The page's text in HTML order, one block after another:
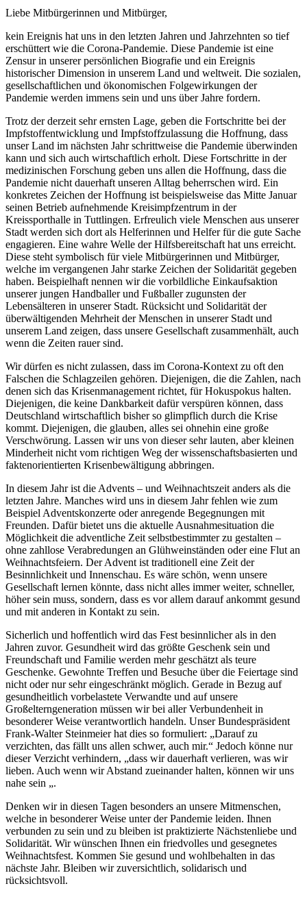
Liebe Mitbürgerinnen und Mitbürger,
kein Ereignis hat uns in den letzten Jahren und Jahrzehnten so tief
erschüttert wie die Corona-Pandemie. Diese Pandemie ist eine
Zensur in unserer persönlichen Biografie und ein Ereignis
historischer Dimension in unserem Land und weltweit. Die sozialen,
gesellschaftlichen und ökonomischen Folgewirkungen der
Pandemie werden immens sein und uns über Jahre fordern.
Trotz der derzeit sehr ernsten Lage, geben die Fortschritte bei der
Impfstoffentwicklung und Impfstoffzulassung die Hoffnung, dass
unser Land im nächsten Jahr schrittweise die Pandemie überwinden
kann und sich auch wirtschaftlich erholt. Diese Fortschritte in der
medizinischen Forschung geben uns allen die Hoffnung, dass die
Pandemie nicht dauerhaft unseren Alltag beherrschen wird. Ein
konkretes Zeichen der Hoffnung ist beispielsweise das Mitte Januar
seinen Betrieb aufnehmende Kreisimpfzentrum in der
Kreissporthalle in Tuttlingen. Erfreulich viele Menschen aus unserer
Stadt werden sich dort als Helferinnen und Helfer für die gute Sache
engagieren. Eine wahre Welle der Hilfsbereitschaft hat uns erreicht.
Diese steht symbolisch für viele Mitbürgerinnen und Mitbürger,
welche im vergangenen Jahr starke Zeichen der Solidarität gegeben
haben. Beispielhaft nennen wir die vorbildliche Einkaufsaktion
unserer jungen Handballer und Fußballer zugunsten der
Lebensälteren in unserer Stadt. Rücksicht und Solidarität der
überwältigenden Mehrheit der Menschen in unserer Stadt und
unserem Land zeigen, dass unsere Gesellschaft zusammenhält, auch
wenn die Zeiten rauer sind.
Wir dürfen es nicht zulassen, dass im Corona-Kontext zu oft den
Falschen die Schlagzeilen gehören. Diejenigen, die die Zahlen, nach
denen sich das Krisenmanagement richtet, für Hokuspokus halten.
Diejenigen, die keine Dankbarkeit dafür verspüren können, dass
Deutschland wirtschaftlich bisher so glimpflich durch die Krise
kommt. Diejenigen, die glauben, alles sei ohnehin eine große
Verschwörung. Lassen wir uns von dieser sehr lauten, aber kleinen
Minderheit nicht vom richtigen Weg der wissenschaftsbasierten und
faktenorientierten Krisenbewältigung abbringen.
In diesem Jahr ist die Advents – und Weihnachtszeit anders als die
letzten Jahre. Manches wird uns in diesem Jahr fehlen wie zum
Beispiel Adventskonzerte oder anregende Begegnungen mit
Freunden. Dafür bietet uns die aktuelle Ausnahmesituation die
Möglichkeit die adventliche Zeit selbstbestimmter zu gestalten –
ohne zahllose Verabredungen an Glühweinständen oder eine Flut an
Weihnachtsfeiern. Der Advent ist traditionell eine Zeit der
Besinnlichkeit und Innenschau. Es wäre schön, wenn unsere
Gesellschaft lernen könnte, dass nicht alles immer weiter, schneller,
höher sein muss, sondern, dass es vor allem darauf ankommt gesund
und mit anderen in Kontakt zu sein.
Sicherlich und hoffentlich wird das Fest besinnlicher als in den
Jahren zuvor. Gesundheit wird das größte Geschenk sein und
Freundschaft und Familie werden mehr geschätzt als teure
Geschenke. Gewohnte Treffen und Besuche über die Feiertage sind
nicht oder nur sehr eingeschränkt möglich. Gerade in Bezug auf
gesundheitlich vorbelastete Verwandte und auf unsere
Großelterngeneration müssen wir bei aller Verbundenheit in
besonderer Weise verantwortlich handeln. Unser Bundespräsident
Frank-Walter Steinmeier hat dies so formuliert: „Darauf zu
verzichten, das fällt uns allen schwer, auch mir.“ Jedoch könne nur
dieser Verzicht verhindern, „dass wir dauerhaft verlieren, was wir
lieben. Auch wenn wir Abstand zueinander halten, können wir uns
nahe sein „.
Denken wir in diesen Tagen besonders an unsere Mitmenschen,
welche in besonderer Weise unter der Pandemie leiden. Ihnen
verbunden zu sein und zu bleiben ist praktizierte Nächstenliebe und
Solidarität. Wir wünschen Ihnen ein friedvolles und gesegnetes
Weihnachtsfest. Kommen Sie gesund und wohlbehalten in das
nächste Jahr. Bleiben wir zuversichtlich, solidarisch und
rücksichtsvoll.